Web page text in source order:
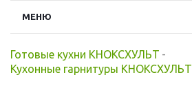
МЕНЮ
Готовые кухни КНОКСХУЛЬТ -
Кухонные гарнитуры КНОКСХУЛЬТ